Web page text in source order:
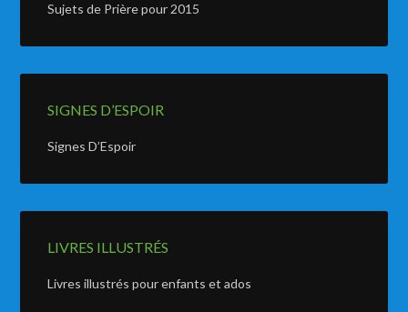
Sujets de Prière pour 2015
SIGNES D’ESPOIR
Signes D’Espoir
LIVRES ILLUSTRÉS
Livres illustrés pour enfants et ados